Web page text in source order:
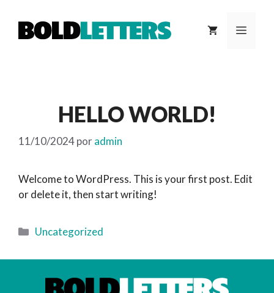
contenido
HELLO WORLD!
11/10/2024poradmin
Welcome to WordPress. This is your first post. Edit
or delete it, then start writing!
Categorías
Uncategorized